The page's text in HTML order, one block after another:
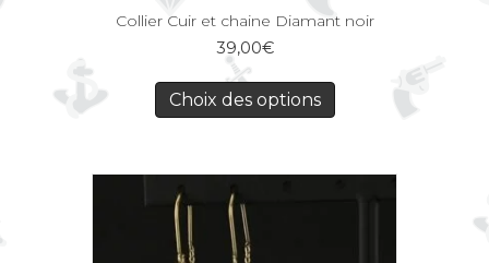
Collier Cuir et chaine Diamant noir
39,00€
Choix des options